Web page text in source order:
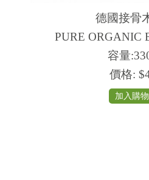
德國接骨
PURE ORGANIC
容量
價格:
加入購